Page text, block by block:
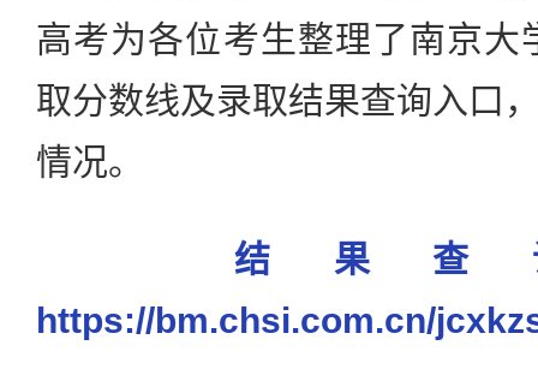
高考为各位考生整理了南京大
取分数线及录取结果查询入口
情况。
结果查
https://bm.chsi.com.cn/